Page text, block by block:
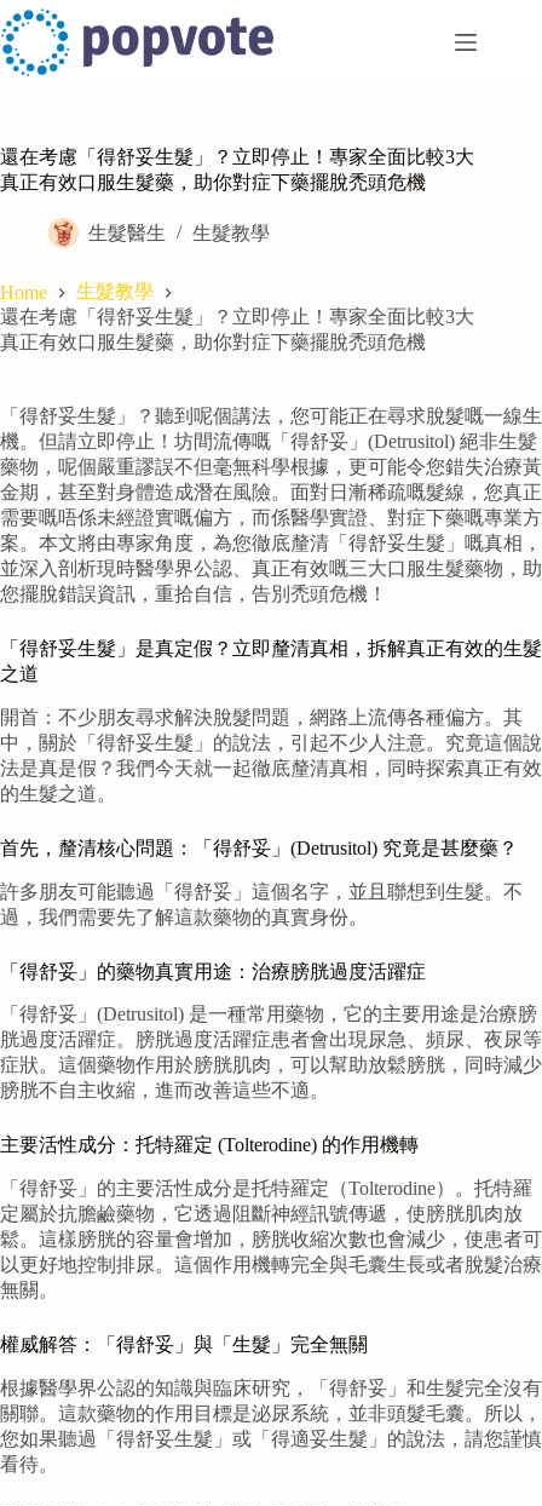
Skip
to
content
還在考慮「得舒妥生髮」？立即停止！專家全面比較3大
真正有效口服生髮藥，助你對症下藥擺脫禿頭危機
生髮醫生 生髮教學
Home
生髮教學
還在考慮「得舒妥生髮」？立即停止！專家全面比較3大
真正有效口服生髮藥，助你對症下藥擺脫禿頭危機
「得舒妥生髮」？聽到呢個講法，您可能正在尋求脫髮嘅一線生
機。但請立即停止！坊間流傳嘅「得舒妥」(Detrusitol) 絕非生髮
藥物，呢個嚴重謬誤不但毫無科學根據，更可能令您錯失治療黃
金期，甚至對身體造成潛在風險。面對日漸稀疏嘅髮線，您真正
需要嘅唔係未經證實嘅偏方，而係醫學實證、對症下藥嘅專業方
案。本文將由專家角度，為您徹底釐清「得舒妥生髮」嘅真相，
並深入剖析現時醫學界公認、真正有效嘅三大口服生髮藥物，助
您擺脫錯誤資訊，重拾自信，告別禿頭危機！
「得舒妥生髮」是真定假？立即釐清真相，拆解真正有效的生髮
之道
開首：不少朋友尋求解決脫髮問題，網路上流傳各種偏方。其
中，關於「得舒妥生髮」的說法，引起不少人注意。究竟這個說
法是真是假？我們今天就一起徹底釐清真相，同時探索真正有效
的生髮之道。
首先，釐清核心問題：「得舒妥」(Detrusitol) 究竟是甚麼藥？
許多朋友可能聽過「得舒妥」這個名字，並且聯想到生髮。不
過，我們需要先了解這款藥物的真實身份。
「得舒妥」的藥物真實用途：治療膀胱過度活躍症
「得舒妥」(Detrusitol) 是一種常用藥物，它的主要用途是治療膀
胱過度活躍症。膀胱過度活躍症患者會出現尿急、頻尿、夜尿等
症狀。這個藥物作用於膀胱肌肉，可以幫助放鬆膀胱，同時減少
膀胱不自主收縮，進而改善這些不適。
主要活性成分：托特羅定 (Tolterodine) 的作用機轉
「得舒妥」的主要活性成分是托特羅定（Tolterodine）。托特羅
定屬於抗膽鹼藥物，它透過阻斷神經訊號傳遞，使膀胱肌肉放
鬆。這樣膀胱的容量會增加，膀胱收縮次數也會減少，使患者可
以更好地控制排尿。這個作用機轉完全與毛囊生長或者脫髮治療
無關。
權威解答：「得舒妥」與「生髮」完全無關
根據醫學界公認的知識與臨床研究，「得舒妥」和生髮完全沒有
關聯。這款藥物的作用目標是泌尿系統，並非頭髮毛囊。所以，
您如果聽過「得舒妥生髮」或「得適妥生髮」的說法，請您謹慎
看待。